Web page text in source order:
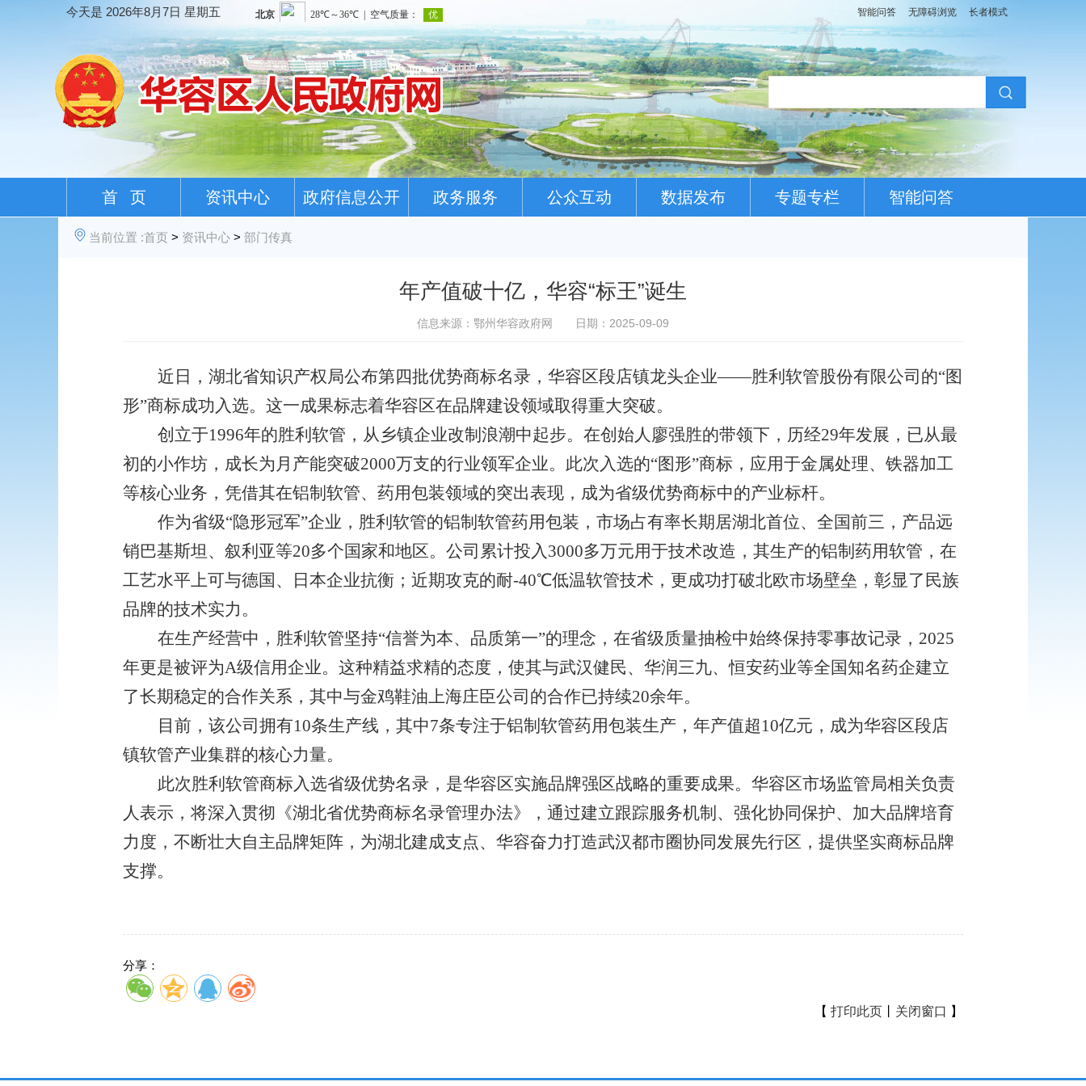
1
今天是 2026年8月7日 星期五 智能问答 无障碍浏览 长者模式
首 页 资讯中心 政府信息公开 政务服务 公众互动 数据发布 专题专栏 智能问答
当前位置 :首页 > 资讯中心 > 部门传真
年产值破十亿，华容“标王”诞生
信息来源：鄂州华容政府网 日期：2025-09-09
近日，湖北省知识产权局公布第四批优势商标名录，华容区段店镇龙头企业——胜利软管股份有限公司的“图
形”商标成功入选。这一成果标志着华容区在品牌建设领域取得重大突破。
创立于1996年的胜利软管，从乡镇企业改制浪潮中起步。在创始人廖强胜的带领下，历经29年发展，已从最
初的小作坊，成长为月产能突破2000万支的行业领军企业。此次入选的“图形”商标，应用于金属处理、铁器加工
等核心业务，凭借其在铝制软管、药用包装领域的突出表现，成为省级优势商标中的产业标杆。
作为省级“隐形冠军”企业，胜利软管的铝制软管药用包装，市场占有率长期居湖北首位、全国前三，产品远
销巴基斯坦、叙利亚等20多个国家和地区。公司累计投入3000多万元用于技术改造，其生产的铝制药用软管，在
工艺水平上可与德国、日本企业抗衡；近期攻克的耐-40℃低温软管技术，更成功打破北欧市场壁垒，彰显了民族
品牌的技术实力。
在生产经营中，胜利软管坚持“信誉为本、品质第一”的理念，在省级质量抽检中始终保持零事故记录，2025
年更是被评为A级信用企业。这种精益求精的态度，使其与武汉健民、华润三九、恒安药业等全国知名药企建立
了长期稳定的合作关系，其中与金鸡鞋油上海庄臣公司的合作已持续20余年。
目前，该公司拥有10条生产线，其中7条专注于铝制软管药用包装生产，年产值超10亿元，成为华容区段店
镇软管产业集群的核心力量。
此次胜利软管商标入选省级优势名录，是华容区实施品牌强区战略的重要成果。华容区市场监管局相关负责
人表示，将深入贯彻《湖北省优势商标名录管理办法》，通过建立跟踪服务机制、强化协同保护、加大品牌培育
力度，不断壮大自主品牌矩阵，为湖北建成支点、华容奋力打造武汉都市圈协同发展先行区，提供坚实商标品牌
支撑。
分享：
【 打印此页 关闭窗口 】